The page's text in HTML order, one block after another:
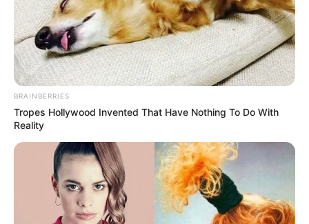
BRAINBERRIES
Tropes Hollywood Invented That Have Nothing To Do With
Reality